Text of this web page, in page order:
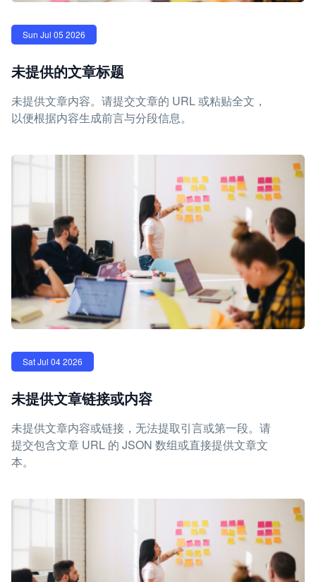
Sun Jul 05 2026
未提供的文章标题
未提供文章内容。请提交文章的 URL 或粘贴全文，
以便根据内容生成前言与分段信息。
Sat Jul 04 2026
未提供文章链接或内容
未提供文章内容或链接，无法提取引言或第一段。请
提交包含文章 URL 的 JSON 数组或直接提供文章文
本。